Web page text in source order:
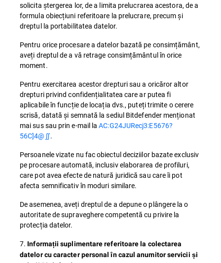
solicita ștergerea lor, de a limita prelucrarea acestora, de a
formula obiecțiuni referitoare la prelucrare, precum și
dreptul la portabilitatea datelor.
Pentru orice procesare a datelor bazată pe consimțământ,
aveți dreptul de a vă retrage consimțământul în orice
moment.
Pentru exercitarea acestor drepturi sau a oricăror altor
drepturi privind confidențialitatea care ar putea fi
aplicabile în funcție de locația dvs., puteți trimite o cerere
scrisă, datată și semnată la sediul Bitdefender menționat
mai sus sau prin e-mail laAC:G24JURecj3:E5676?
56C]4@∬.
Persoanele vizate nu fac obiectul deciziilor bazate exclusiv
pe procesare automată, inclusiv elaborarea de profiluri,
care pot avea efecte de natură juridică sau care îi pot
afecta semnificativ în moduri similare.
De asemenea, aveți dreptul de a depune o plângere la o
autoritate de supraveghere competentă cu privire la
protecția datelor.
7. Informații suplimentare referitoare la colectarea
datelor cu caracter personal în cazul anumitor servicii și